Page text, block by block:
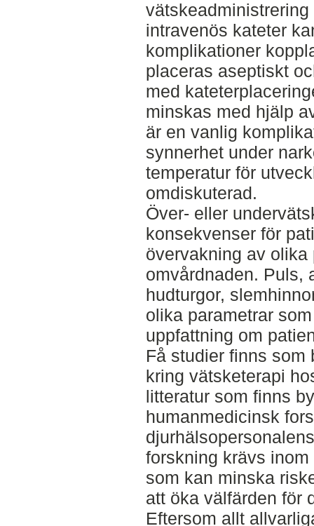
intravenös kateter
komplikationer
placeras aseptiskt
med
minskas med hjälp
är en vanlig
synnerhet under
temperatur för
omdiskuterad.
Över- eller
konsekvenser för
övervakning av
omvårdnaden. Puls,
hudturgor,
olika parametrar
uppfattning om
Få studier finns som
kring vätsketerapi
litteratur som finns
humanmedicinsk
forskning krävs
som kan minska
att öka välfärden för
Eftersom allt